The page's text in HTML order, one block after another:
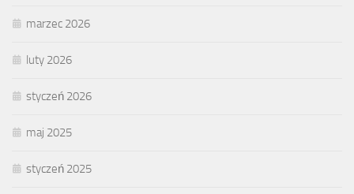
marzec 2026
luty 2026
styczeń 2026
maj 2025
styczeń 2025